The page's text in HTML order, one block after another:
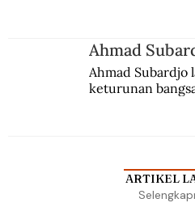
Ahmad
Ahmad Subardjo
keturunan
ARTIKEL